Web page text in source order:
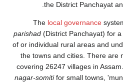
the District
Thelocal governance
parishad(District Panchayat)
of or individual rural areas and
the towns and cities. There
covering 26247 villages in
nagar-somiti for small towns,